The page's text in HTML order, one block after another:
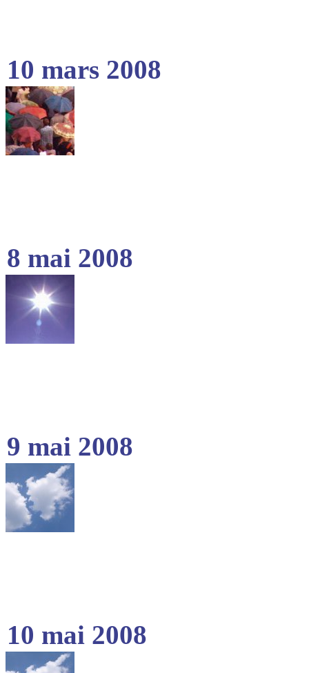
10 mars 2008
8 mai 2008
9 mai 2008
10 mai 2008